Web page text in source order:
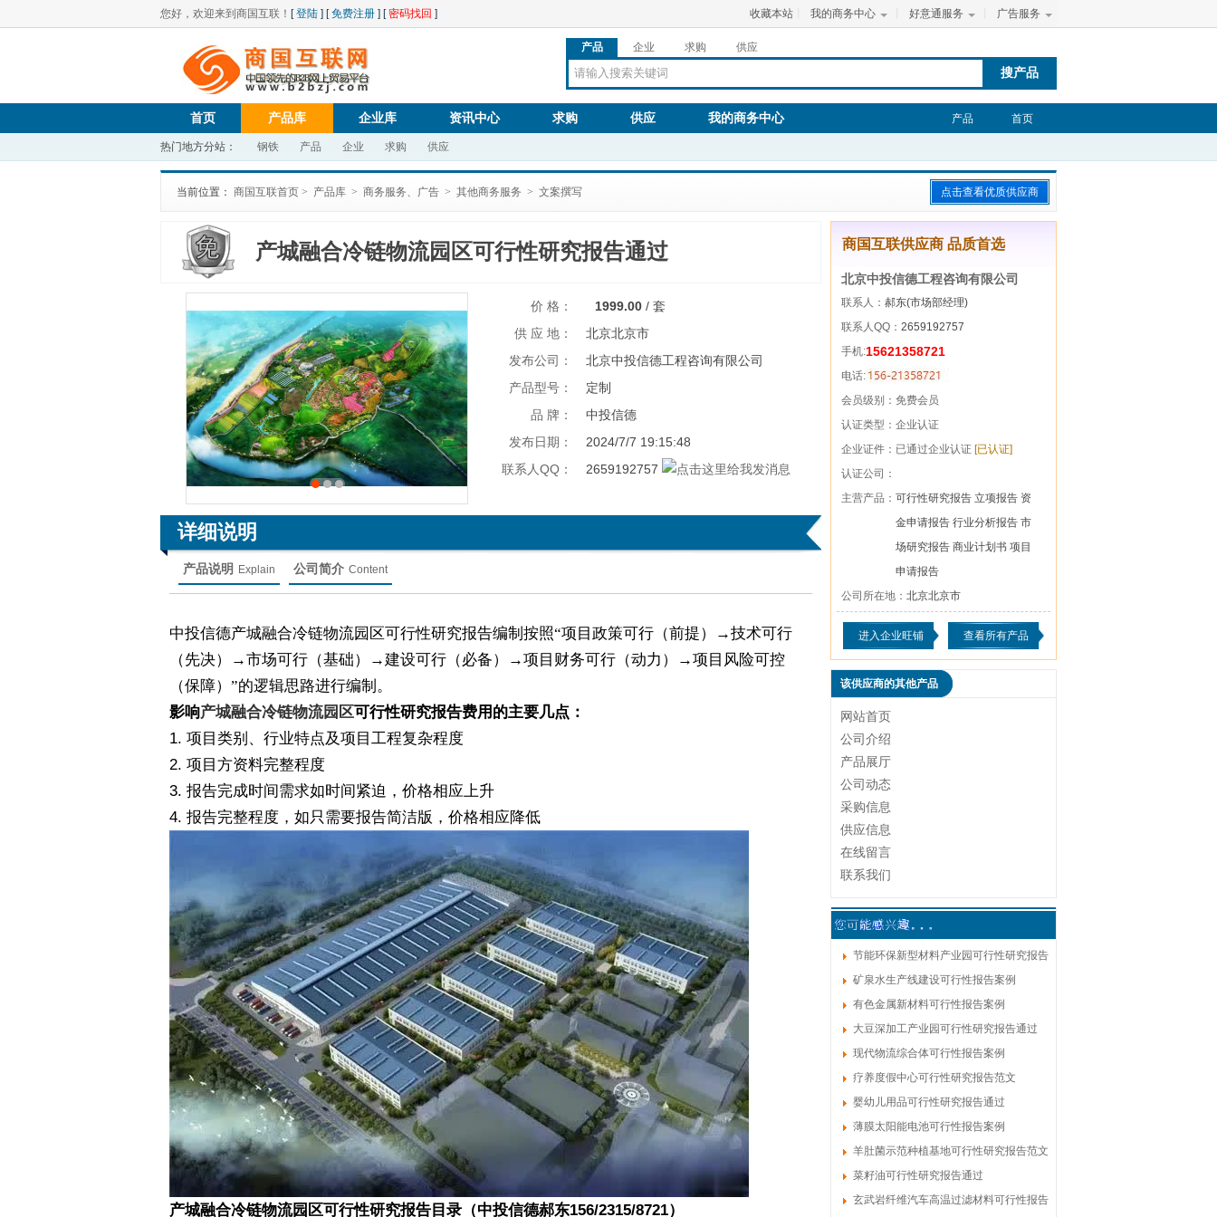
您好，欢迎来到商国互联！ [登陆 ] [免费注册 ] [密码找回 ] 收藏本站 我的商务中心 好意通服务 广告服务
产品 企业 求购 供应
搜产品
首页
产品
首页 产品库 企业库 资讯中心 求购 供应 我的商务中心
热门地方分站： 钢铁 产品 企业 求购 供应
点击查看优质供应商
当前位置： 商国互联首页 > 产品库 > 商务服务、广告 > 其他商务服务 > 文案撰写
产城融合冷链物流园区可行性研究报告通过
价 格： 1999.00 / 套
供 应 地：
北京北京市
发布公司：
北京中投信德工程咨询有限公司
产品型号：
定制
品 牌：
中投信德
发布日期：
2024/7/7 19:15:48
联系人QQ：
2659192757
详细说明
产品说明 Explain 公司简介 Content
中投信德产城融合冷链物流园区可行性研究报告编制按照“项目政策可行（前提）→技术可行
（先决）→市场可行（基础）→建设可行（必备）→项目财务可行（动力）→项目风险可控
（保障）”的逻辑思路进行编制。
影响产城融合冷链物流园区可行性研究报告费用的主要几点：
1. 项目类别、行业特点及项目工程复杂程度
2. 项目方资料完整程度
3. 报告完成时间需求如时间紧迫，价格相应上升
4. 报告完整程度，如只需要报告简洁版，价格相应降低
产城融合冷链物流园区可行性研究报告目录（中投信德郝东156/2315/8721）
商国互联供应商 品质首选
北京中投信德工程咨询有限公司
联系人： 郝东(市场部经理)
联系人QQ： 2659192757
手机:15621358721
电话:
会员级别： 免费会员
认证类型： 企业认证
企业证件： 已通过企业认证 [已认证]
认证公司：
主营产品： 可行性研究报告 立项报告 资
金申请报告 行业分析报告 市
场研究报告 商业计划书 项目
申请报告
公司所在地： 北京北京市
进入企业旺铺 查看所有产品
该供应商的其他产品
网站首页
公司介绍
产品展厅
公司动态
采购信息
供应信息
在线留言
联系我们
节能环保新型材料产业园可行性研究报告
通过
矿泉水生产线建设可行性报告案例
有色金属新材料可行性报告案例
大豆深加工产业园可行性研究报告通过
现代物流综合体可行性报告案例
疗养度假中心可行性研究报告范文
婴幼儿用品可行性研究报告通过
薄膜太阳能电池可行性报告案例
羊肚菌示范种植基地可行性研究报告范文
菜籽油可行性研究报告通过
玄武岩纤维汽车高温过滤材料可行性报告